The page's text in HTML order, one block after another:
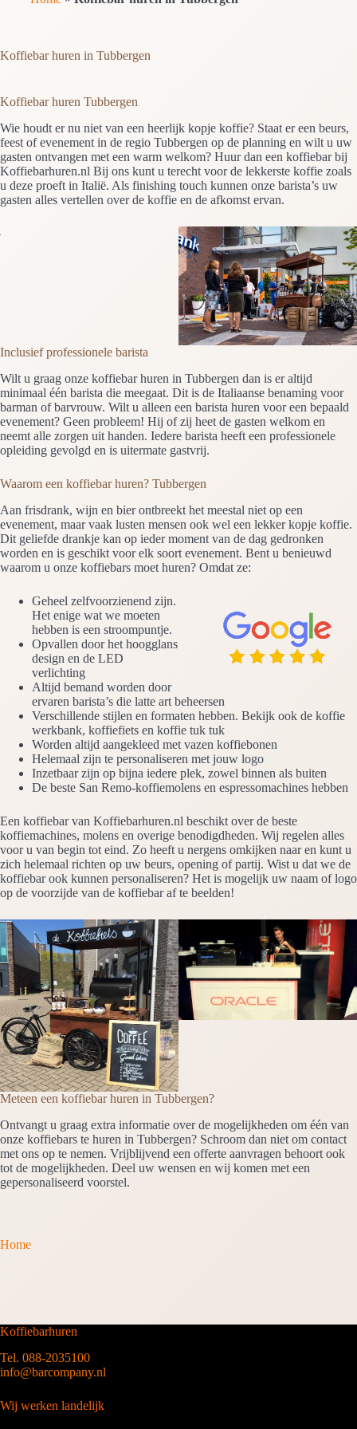
Koffiebar huren in Tubbergen
Koffiebar huren Tubbergen
Wie houdt er nu niet van een heerlijk kopje koffie? Staat er een beurs,
feest of evenement in de regio Tubbergen op de planning en wilt u uw
gasten ontvangen met een warm welkom? Huur dan een koffiebar bij
Koffiebarhuren.nl Bij ons kunt u terecht voor de lekkerste koffie zoals
u deze proeft in Italië. Als finishing touch kunnen onze barista’s uw
gasten alles vertellen over de koffie en de afkomst ervan.
Inclusief professionele barista
Wilt u graag onze koffiebar huren in Tubbergen dan is er altijd
minimaal één barista die meegaat. Dit is de Italiaanse benaming voor
barman of barvrouw. Wilt u alleen een barista huren voor een bepaald
evenement? Geen probleem! Hij of zij heet de gasten welkom en
neemt alle zorgen uit handen. Iedere barista heeft een professionele
opleiding gevolgd en is uitermate gastvrij.
Waarom een koffiebar huren? Tubbergen
Aan frisdrank, wijn en bier ontbreekt het meestal niet op een
evenement, maar vaak lusten mensen ook wel een lekker kopje koffie.
Dit geliefde drankje kan op ieder moment van de dag gedronken
worden en is geschikt voor elk soort evenement. Bent u benieuwd
waarom u onze koffiebars moet huren? Omdat ze:
Geheel zelfvoorzienend zijn.
Het enige wat we moeten
hebben is een stroompuntje.
Opvallen door het hoogglans
design en de LED
verlichting
Altijd bemand worden door
ervaren barista’s die latte art beheersen
Verschillende stijlen en formaten hebben. Bekijk ook de koffie
werkbank, koffiefiets en koffie tuk tuk
Worden altijd aangekleed met vazen koffiebonen
Helemaal zijn te personaliseren met jouw logo
Inzetbaar zijn op bijna iedere plek, zowel binnen als buiten
De beste San Remo-koffiemolens en espressomachines hebben
Een koffiebar van Koffiebarhuren.nl beschikt over de beste
koffiemachines, molens en overige benodigdheden. Wij regelen alles
voor u van begin tot eind. Zo heeft u nergens omkijken naar en kunt u
zich helemaal richten op uw beurs, opening of partij. Wist u dat we de
koffiebar ook kunnen personaliseren? Het is mogelijk uw naam of logo
op de voorzijde van de koffiebar af te beelden!
Meteen een koffiebar huren in Tubbergen?
Ontvangt u graag extra informatie over de mogelijkheden om één van
onze koffiebars te huren in Tubbergen? Schroom dan niet om contact
met ons op te nemen. Vrijblijvend een offerte aanvragen behoort ook
tot de mogelijkheden. Deel uw wensen en wij komen met een
gepersonaliseerd voorstel.
Home
Koffiebarhuren
Tel. 088-2035100
info@barcompany.nl
Wij werken landelijk